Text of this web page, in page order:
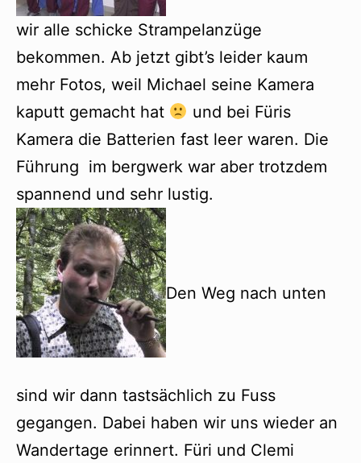
wir alle schicke Strampelanzüge
bekommen. Ab jetzt gibt’s leider kaum
mehr Fotos, weil Michael seine Kamera
kaputt gemacht hat
und bei Füris
Kamera die Batterien fast leer waren. Die
Führung im bergwerk war aber trotzdem
spannend und sehr lustig.
Den Weg nach unten
sind wir dann tastsächlich zu Fuss
gegangen. Dabei haben wir uns wieder an
Wandertage erinnert. Füri und Clemi